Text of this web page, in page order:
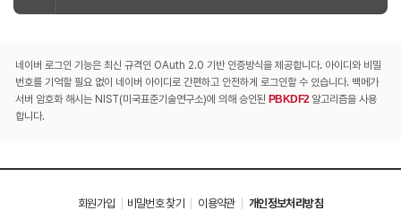
네이버 로그인 기능은 최신 규격인 OAuth 2.0 기반 인증방식을 제공합니다. 아이디와 비밀
번호를 기억할 필요 없이 네이버 아이디로 간편하고 안전하게 로그인할 수 있습니다. 백메가
서버 암호화 해시는 NIST(미국표준기술연구소)에 의해 승인된 PBKDF2알고리즘을 사용
합니다.
회원가입 비밀번호 찾기 이용약관 개인정보처리방침